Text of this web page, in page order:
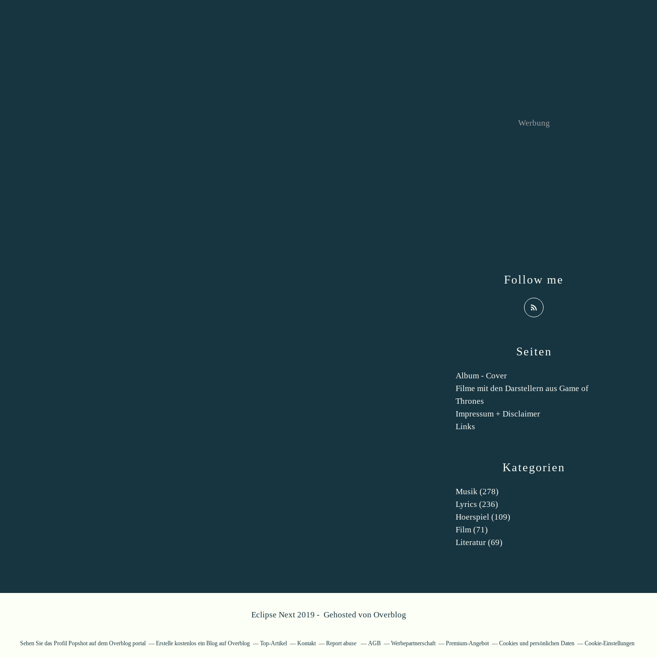
Kategorien
Musik (278)
Lyrics (236)
Hoerspiel (109)
Film (71)
Literatur (69)
Seiten
Album - Cover
Filme mit den Darstellern aus Game of
Thrones
Impressum + Disclaimer
Links
Follow me
Werbung
Eclipse Next 2019 - Gehosted von Overblog
Sehen Sie das Profil Popshotauf dem Overblog portal Erstelle kostenlos ein Blog auf Overblog Top-Artikel Kontakt Report abuse AGB Werbepartnerschaft Premium-Angebot Cookies und persönlichen Daten Cookie-Einstellungen